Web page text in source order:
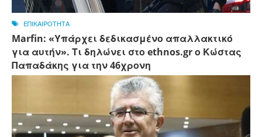
ΕΠΙΚΑΙΡΟΤΗΤΑ
Marfin: «Υπάρχει δεδικασμένο απαλλακτικό
για αυτήν». Τι δηλώνει στο ethnos.gr ο Κώστας
Παπαδάκης για την 46χρονη